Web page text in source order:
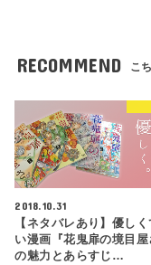
RECOMMEND こ
2018.10.31
【ネタバレあり】優し
い漫画『花鬼扉の境目屋
の魅力とあらすじ…